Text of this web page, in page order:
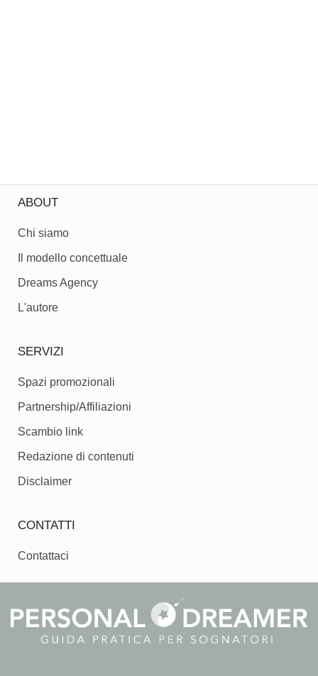
ABOUT
Chi siamo
Il modello concettuale
Dreams Agency
L'autore
SERVIZI
Spazi promozionali
Partnership/Affiliazioni
Scambio link
Redazione di contenuti
Disclaimer
CONTATTI
Contattaci